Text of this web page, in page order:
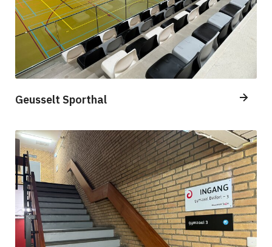
Geusselt Sporthal